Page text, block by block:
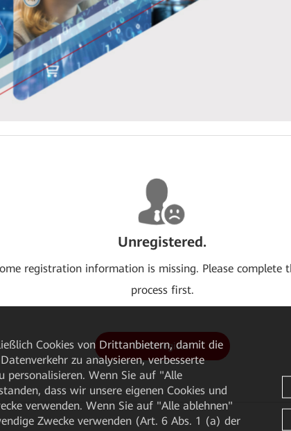
Unregistered.
registration information is missing. Please complete
process first.
Go to register
Cookies von Drittanbietern, damit die
zu analysieren, verbesserte
personalisieren. Wenn Sie auf "Alle
dass wir unsere eigenen Cookies und
verwenden. Wenn Sie auf "Alle ablehnen"
Zwecke verwenden (Art. 6 Abs. 1 (a) der